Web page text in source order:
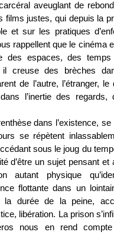
aveuglant de
films justes, qui depuis la
et sur les pratiques
rappellent que le cinéma
des espaces, des
creuse des brèches
de l’autre, l’étranger,
l’inertie des
dans l’existence,
se répètent
sous le joug du
d’être un sujet pensant
autant physique
flottante dans un
la durée de la peine,
libération. La prison
nous en rend